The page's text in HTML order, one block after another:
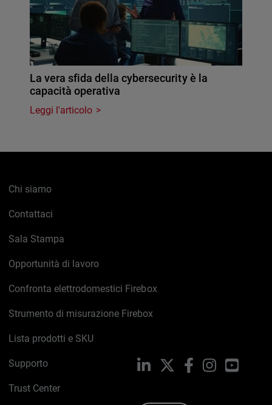
La vera sfida della cybersecurity è la
capacità operativa
Leggi l'articolo
Chi siamo
Contattaci
Sala Stampa
Opportunità di lavoro
Confronta elettrodomestici Firebox
Strumento di misurazione Firebox
Lista prodotti e SKU
Supporto
Trust Center
LinkedIn FacebookInstagram